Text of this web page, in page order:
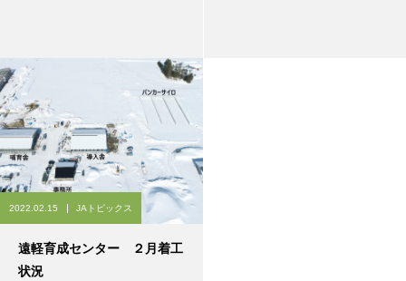
2022.02.15 JAトピックス
遠軽育成センター ２月着工
状況